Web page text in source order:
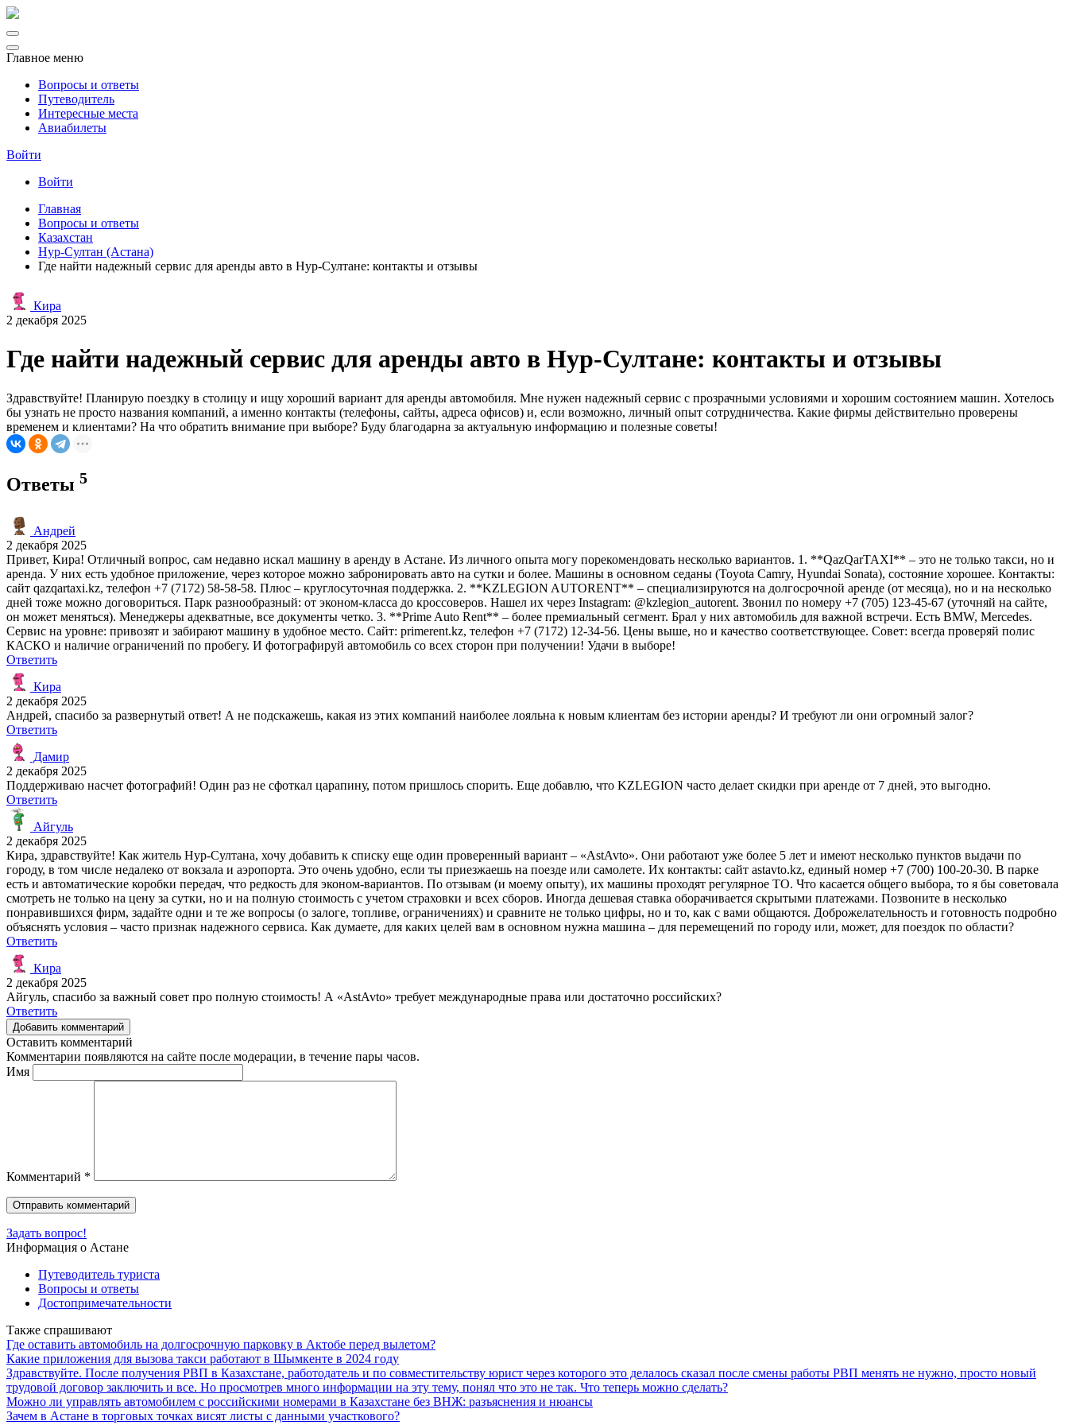
Главное меню
Вопросы и ответы
Путеводитель
Интересные места
Авиабилеты
Войти
Войти
Главная
Вопросы и ответы
Казахстан
Нур-Султан (Астана)
Где найти надежный сервис для аренды авто в Нур-Султане: контакты и отзывы
Кира
2 декабря 2025
Где найти надежный сервис для аренды авто в Нур-Султане: контакты и отзывы
Здравствуйте! Планирую поездку в столицу и ищу хороший вариант для аренды автомобиля. Мне нужен надежный сервис с прозрачными условиями и хорошим состоянием машин. Хотелось
бы узнать не просто названия компаний, а именно контакты (телефоны, сайты, адреса офисов) и, если возможно, личный опыт сотрудничества. Какие фирмы действительно проверены
временем и клиентами? На что обратить внимание при выборе? Буду благодарна за актуальную информацию и полезные советы!
Ответы 5
Андрей
2 декабря 2025
Привет, Кира! Отличный вопрос, сам недавно искал машину в аренду в Астане. Из личного опыта могу порекомендовать несколько вариантов. 1. **QazQarTAXI** – это не только такси, но и
аренда. У них есть удобное приложение, через которое можно забронировать авто на сутки и более. Машины в основном седаны (Toyota Camry, Hyundai Sonata), состояние хорошее. Контакты:
сайт qazqartaxi.kz, телефон +7 (7172) 58-58-58. Плюс – круглосуточная поддержка. 2. **KZLEGION AUTORENT** – специализируются на долгосрочной аренде (от месяца), но и на несколько
дней тоже можно договориться. Парк разнообразный: от эконом-класса до кроссоверов. Нашел их через Instagram: @kzlegion_autorent. Звонил по номеру +7 (705) 123-45-67 (уточняй на сайте,
он может меняться). Менеджеры адекватные, все документы четко. 3. **Prime Auto Rent** – более премиальный сегмент. Брал у них автомобиль для важной встречи. Есть BMW, Mercedes.
Сервис на уровне: привозят и забирают машину в удобное место. Сайт: primerent.kz, телефон +7 (7172) 12-34-56. Цены выше, но и качество соответствующее. Совет: всегда проверяй полис
КАСКО и наличие ограничений по пробегу. И фотографируй автомобиль со всех сторон при получении! Удачи в выборе!
Ответить
Кира
2 декабря 2025
Андрей, спасибо за развернутый ответ! А не подскажешь, какая из этих компаний наиболее лояльна к новым клиентам без истории аренды? И требуют ли они огромный залог?
Ответить
Дамир
2 декабря 2025
Поддерживаю насчет фотографий! Один раз не сфоткал царапину, потом пришлось спорить. Еще добавлю, что KZLEGION часто делает скидки при аренде от 7 дней, это выгодно.
Ответить
Айгуль
2 декабря 2025
Кира, здравствуйте! Как житель Нур-Султана, хочу добавить к списку еще один проверенный вариант – «AstAvto». Они работают уже более 5 лет и имеют несколько пунктов выдачи по
городу, в том числе недалеко от вокзала и аэропорта. Это очень удобно, если ты приезжаешь на поезде или самолете. Их контакты: сайт astavto.kz, единый номер +7 (700) 100-20-30. В парке
есть и автоматические коробки передач, что редкость для эконом-вариантов. По отзывам (и моему опыту), их машины проходят регулярное ТО. Что касается общего выбора, то я бы советовала
смотреть не только на цену за сутки, но и на полную стоимость с учетом страховки и всех сборов. Иногда дешевая ставка оборачивается скрытыми платежами. Позвоните в несколько
понравившихся фирм, задайте одни и те же вопросы (о залоге, топливе, ограничениях) и сравните не только цифры, но и то, как с вами общаются. Доброжелательность и готовность подробно
объяснять условия – часто признак надежного сервиса. Как думаете, для каких целей вам в основном нужна машина – для перемещений по городу или, может, для поездок по области?
Ответить
Кира
2 декабря 2025
Айгуль, спасибо за важный совет про полную стоимость! А «AstAvto» требует международные права или достаточно российских?
Ответить
Добавить комментарий
Оставить комментарий
Комментарии появляются на сайте после модерации, в течение пары часов.
Имя
Комментарий *
Задать вопрос!
Информация о Астане
Путеводитель туриста
Вопросы и ответы
Достопримечательности
Также спрашивают
Где оставить автомобиль на долгосрочную парковку в Актобе перед вылетом?
Какие приложения для вызова такси работают в Шымкенте в 2024 году
Здравствуйте. После получения РВП в Казахстане, работодатель и по совместительству юрист через которого это делалось сказал после смены работы РВП менять не нужно, просто новый
трудовой договор заключить и все. Но просмотрев много информации на эту тему, понял что это не так. Что теперь можно сделать?
Можно ли управлять автомобилем с российскими номерами в Казахстане без ВНЖ: разъяснения и нюансы
Зачем в Астане в торговых точках висят листы с данными участкового?